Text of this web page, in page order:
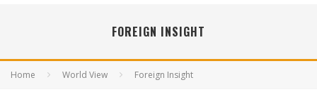
FOREIGN INSIGHT
Home World View Foreign Insight